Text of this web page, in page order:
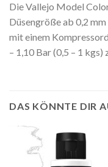
Die Vallejo Model
Düsengröße ab 0,2
mit einem
– 1,10 Bar (0,5 – 1 kgs)
DAS KÖNNTE DIR